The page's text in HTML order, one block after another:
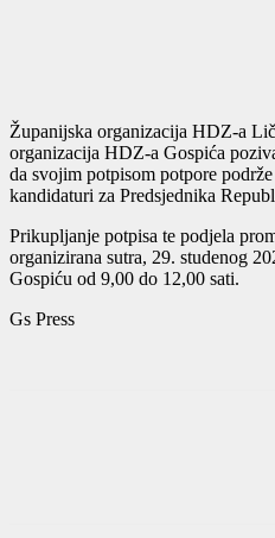
Županijska organizacija HDZ-a
organizacija HDZ-a Gospića
da svojim potpisom potpore
kandidaturi za Predsjednika
Prikupljanje potpisa te podjela
organizirana sutra, 29. studenog
Gospiću od 9,00 do 12,00 sati.
Gs Press